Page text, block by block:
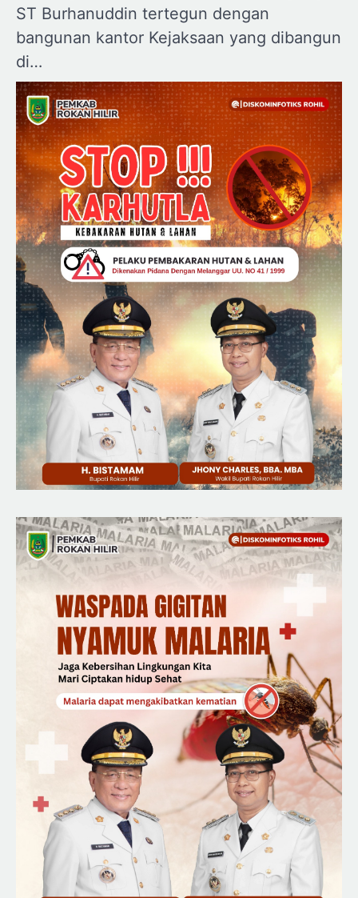
ST Burhanuddin tertegun dengan
bangunan kantor Kejaksaan yang dibangun
di…